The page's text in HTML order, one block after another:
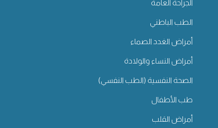
الجراحة العامة
الطب الباطني
أمراض الغدد الصماء
أمراض النساء والولادة
الصحة النفسية (الطب النفسي)
طب الأطفال
أمراض القلب